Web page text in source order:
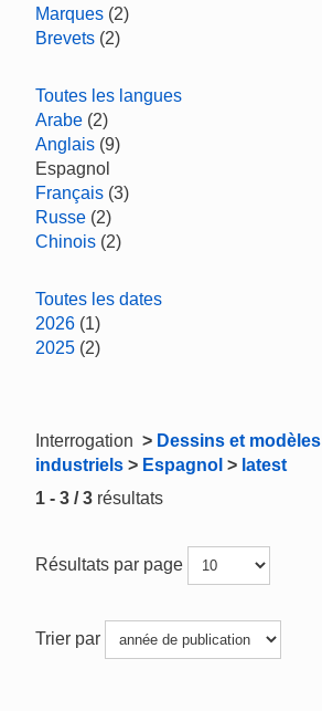
Marques (2)
Brevets (2)
Toutes les langues
Arabe (2)
Anglais (9)
Espagnol
Français (3)
Russe (2)
Chinois (2)
Toutes les dates
2026 (1)
2025 (2)
Interrogation > Dessins et modèles
industriels > Espagnol > latest
1 - 3 / 3 résultats
Résultats par page
Trier par